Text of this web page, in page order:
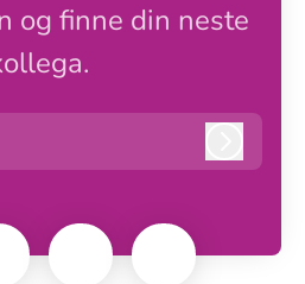
og finne din neste